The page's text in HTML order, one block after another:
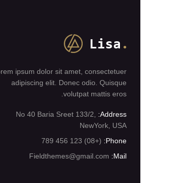
ipsum dolor sit amet, consectetuer
adipiscing elit. Donec odio. Quisque
volutpat mattis eros.
Address:
No 40 Baria Sreet 133/2,
NewYork, USA
Phone:
(+08) 123 456 789
Mail:
Fieldthemes@gmail.com